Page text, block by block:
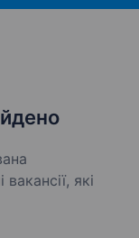
які